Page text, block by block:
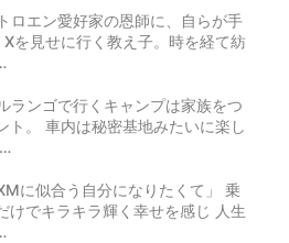
ロエン愛好家の恩師に、自らが手
を見せに行く教え子。時を経て紡
ランゴで行くキャンプは家族をつ
ト。 車内は秘密基地みたいに楽し
に似合う自分になりたくて」 乗
けでキラキラ輝く幸せを感じ 人生